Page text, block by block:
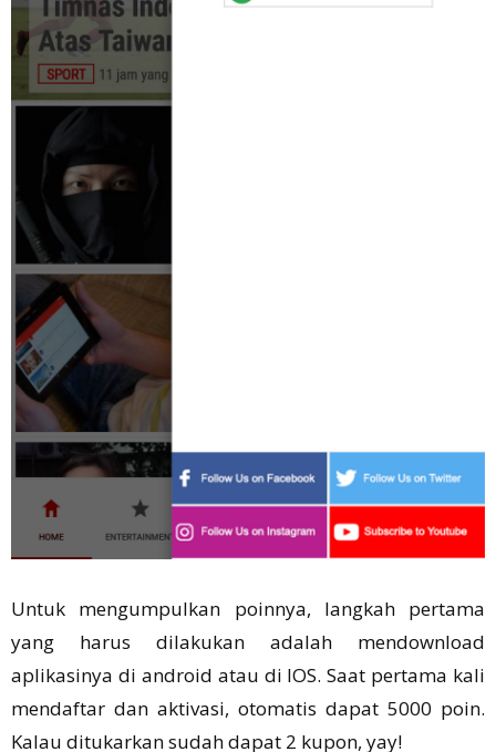
Untuk mengumpulkan poinnya, langkah pertama
yang harus dilakukan adalah mendownload
aplikasinya di android atau di IOS. Saat pertama kali
mendaftar dan aktivasi, otomatis dapat 5000 poin.
Kalau ditukarkan sudah dapat 2 kupon, yay!